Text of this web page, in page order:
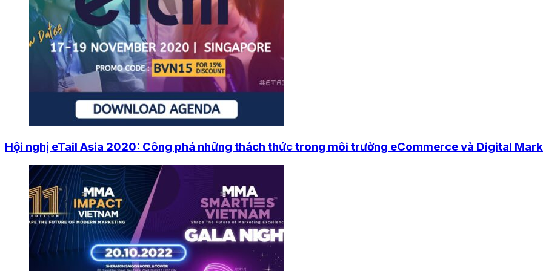
Hội nghị eTail Asia 2020: Công phá những thách thức trong môi trường eCommerce và Digital